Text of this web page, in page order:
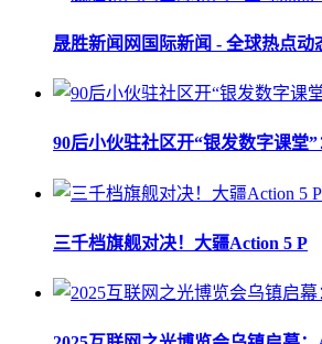
晟胜新闻网国际新闻 - 全球热点动
90后小伙驻社区开“银发数字课堂
三千档旗舰对决！大疆Action 5 P